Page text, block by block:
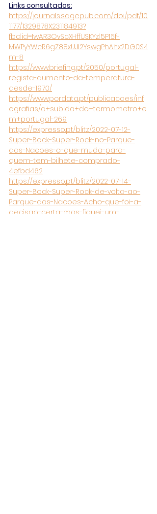
Links consultados:
https://journals.sagepub.com/doi/pdf/10.
1177/1329878X231184913?
fbclid=IwAR3OvScXHffUSKYzl5P15f-
MWPyYWcR6gZ88xUJI2YswgPhAhx2DG0S4
m-8
https://www.briefing.pt/2050/portugal-
regista-aumento-da-temperatura-
desde-1970/
https://www.pordata.pt/publicacoes/inf
ografias/a+subida+do+termometro+e
m+portugal-269
https://expresso.pt/blitz/2022-07-12-
Super-Bock-Super-Rock-no-Parque-
das-Nacoes-o-que-muda-para-
quem-tem-bilhete-comprado-
4efbd462
https://expresso.pt/blitz/2022-07-14-
Super-Bock-Super-Rock-de-volta-ao-
Parque-das-Nacoes-Acho-que-foi-a-
decisao-certa-mas-fiquei-um-